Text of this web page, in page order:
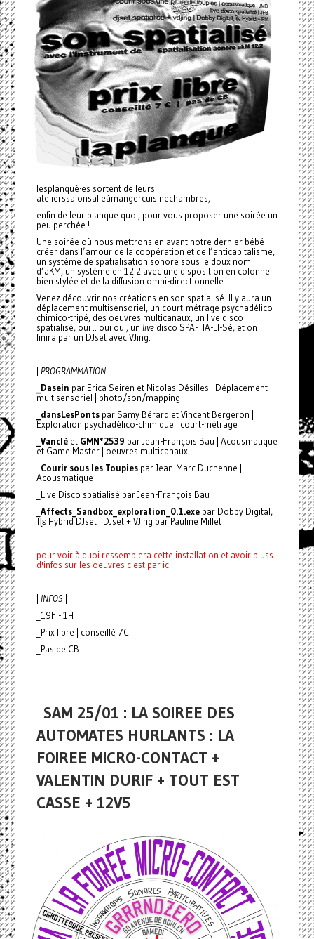
lesplanqué·es sortent de leurs
atelierssalonsalleàmangercuisinechambres,
enfin de leur planque quoi, pour vous proposer une soirée un
peu perchée !
Une soirée où nous mettrons en avant notre dernier bébé
créer dans l’amour de la coopération et de l’anticapitalisme,
un système de spatialisation sonore sous le doux nom
d’aKM, un système en 12.2 avec une disposition en colonne
bien stylée et de la diffusion omni-directionnelle.
Venez découvrir nos créations en son spatialisé. Il y aura un
déplacement multisensoriel, un court-métrage psychadélico-
chimico-tripé, des oeuvres multicanaux, un live disco
spatialisé, oui .. oui oui, un livedisco SPA-TIA-LI-Sé, et on
finira par un DJset avec VJing.
PROGRAMMATION|
_Dasein par Erica Seiren et Nicolas Désilles | Déplacement
multisensoriel | photo/son/mapping
_dansLesPontspar Samy Bérard et Vincent Bergeron |
Exploration psychadélico-chimique | court-métrage
_Vancléet GMN*2539 par Jean-François Bau | Acousmatique
et Game Master | oeuvres multicanaux
Courir sous les Toupiespar Jean-Marc Duchenne |
Acousmatique
_Live Disco spatialisé par Jean-François Bau
Affects_Sandbox_exploration_0.1.exepar Dobby Digital,
Îɭε Hybrid DJset | DJset + VJing par Pauline Millet
pour voir à quoi ressemblera cette installation et avoir pluss
d'infos sur les oeuvres c'est par ici
INFOS
_19h - 1H
_Prix libre | conseillé 7€
_Pas de CB
SAM 25/01 : LA SOIREE DES
AUTOMATES HURLANTS : LA
FOIREE MICRO-CONTACT +
VALENTIN DURIF + TOUT EST
CASSE + 12V5